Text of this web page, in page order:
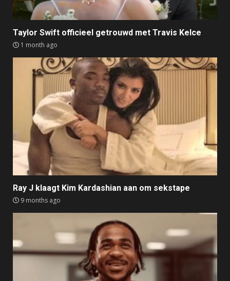
Taylor Swift officieel getrouwd met Travis Kelce
1 month ago
Ray J klaagt Kim Kardashian aan om sekstape
9 months ago